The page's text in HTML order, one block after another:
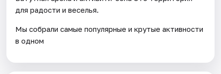
для радости и веселья.
Мы собрали самые популярные и крутые активности
в одном